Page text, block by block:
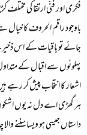
فکری اور فنّی ارتقا کی
باوجود راقم الحروف کا
جائے تو باقیات کے اس
پہلوئوں سے اقبال کے
اشعار کا انتخاب پیش کر
ہر گھڑی اے دل نہ یوں
داستاں جیسی ہو ویسا سننے